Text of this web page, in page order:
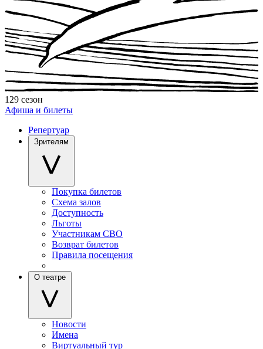
129 сезон
Афиша и билеты
Репертуар
Зрителям
Покупка билетов
Схема залов
Доступность
Льготы
Участникам СВО
Возврат билетов
Правила посещения
О театре
Новости
Имена
Виртуальный тур